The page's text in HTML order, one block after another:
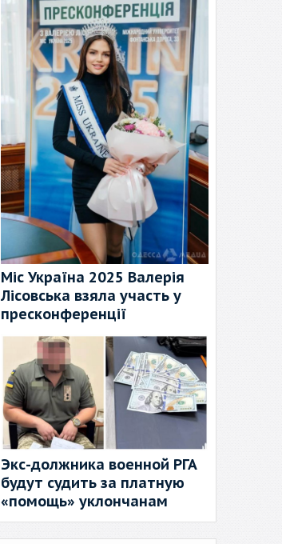
Міс Україна 2025 Валерія
Лісовська взяла участь у
пресконференції
Экс-должника военной РГА
будут судить за платную
«помощь» уклончанам